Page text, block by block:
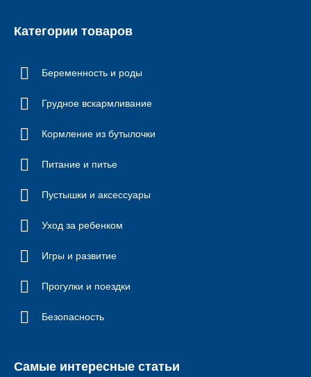
Категории товаров
Беременность и роды
Грудное вскармливание
Кормление из бутылочки
Питание и питье
Пустышки и аксессуары
Уход за ребенком
Игры и развитие
Прогулки и поездки
Безопасность
Самые интересные статьи